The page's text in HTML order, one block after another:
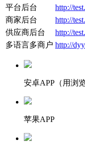
平台后台
http://
商家后台
http://
供应商后台
http://
多语言多商户 http://
安卓APP（用浏
苹果APP